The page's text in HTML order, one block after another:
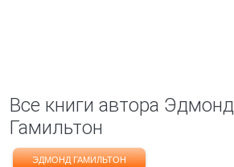
Все книги автора Эдмонд
Гамильтон
ЭДМОНД ГАМИЛЬТОН